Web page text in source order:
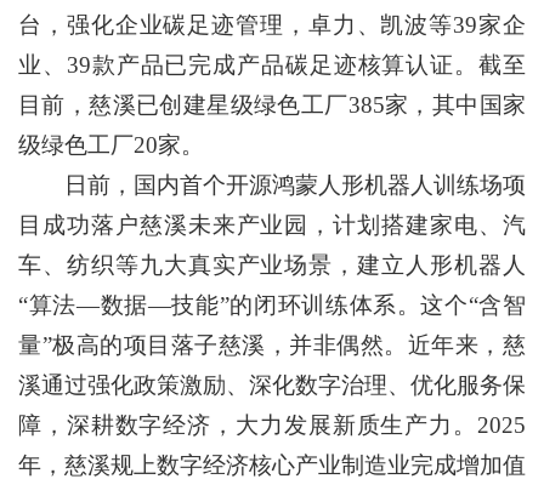
台，强化企业碳足迹管理，卓力、凯波等39家企
业、39款产品已完成产品碳足迹核算认证。截至
目前，慈溪已创建星级绿色工厂385家，其中国家
级绿色工厂20家。
日前，国内首个开源鸿蒙人形机器人训练场项
目成功落户慈溪未来产业园，计划搭建家电、汽
车、纺织等九大真实产业场景，建立人形机器人
“算法—数据—技能”的闭环训练体系。这个“含智
量”极高的项目落子慈溪，并非偶然。近年来，慈
溪通过强化政策激励、深化数字治理、优化服务保
障，深耕数字经济，大力发展新质生产力。2025
年，慈溪规上数字经济核心产业制造业完成增加值